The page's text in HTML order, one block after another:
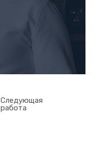
Следующая
работа